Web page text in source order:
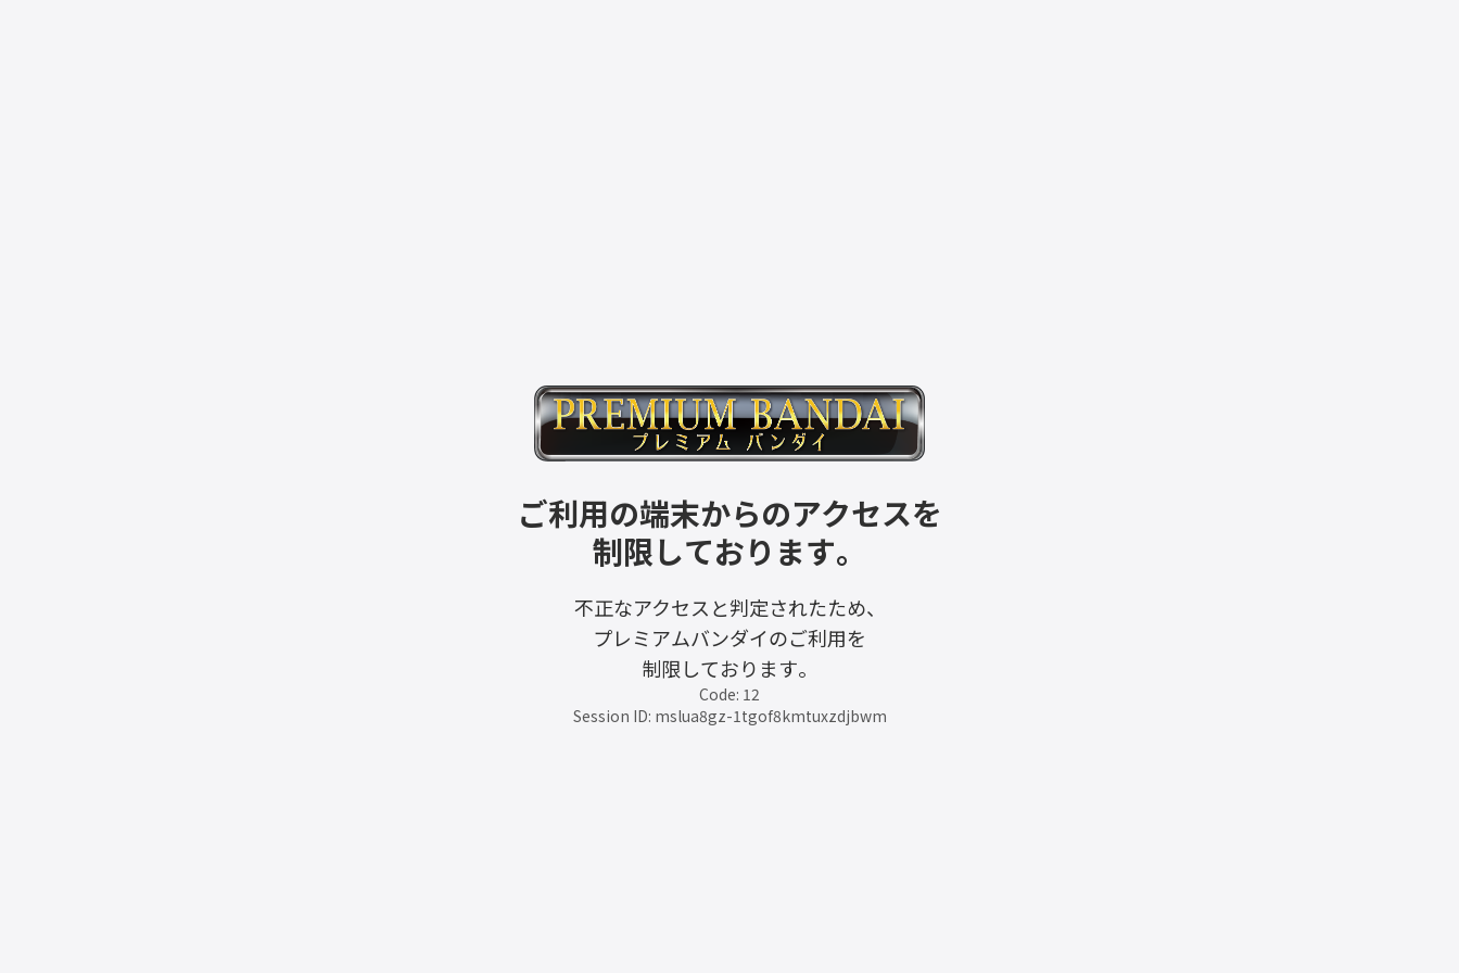
ご利用の端末からのアクセスを
制限しております。
不正なアクセスと判定されたため、
プレミアムバンダイのご利用を
制限しております。
Code: 12
Session ID: mslua8gz-1tgof8kmtuxzdjbwm